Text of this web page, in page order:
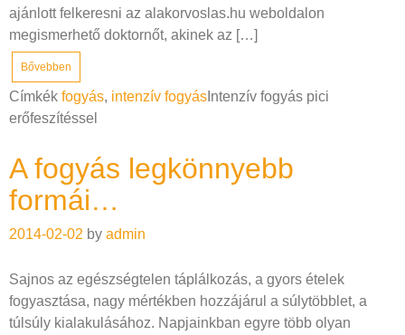
ajánlott felkeresni az alakorvoslas.hu weboldalon
megismerhető doktornőt, akinek az […]
Bővebben
Címkék fogyás, intenzív fogyás Intenzív fogyás pici
erőfeszítéssel
A fogyás legkönnyebb
formái…
2014-02-02 by admin
Sajnos az egészségtelen táplálkozás, a gyors ételek
fogyasztása, nagy mértékben hozzájárul a súlytöbblet, a
túlsúly kialakulásához. Napjainkban egyre több olyan